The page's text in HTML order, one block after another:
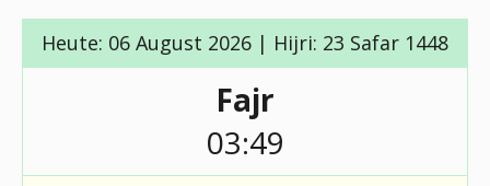
Heute: 06 August 2026 | Hijri: 23 Safar 1448
Fajr
03:49